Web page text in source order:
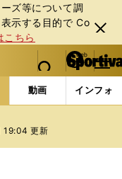
ズ等について調
⽰する⽬的で Co
こちら
閉じ
る
web Sportiva (webスポルティーバ)
検索
マイペ
ー
ジ
メニュ
動画 インフォ
サポ夫婦 【他サポ夫
19:04 更新